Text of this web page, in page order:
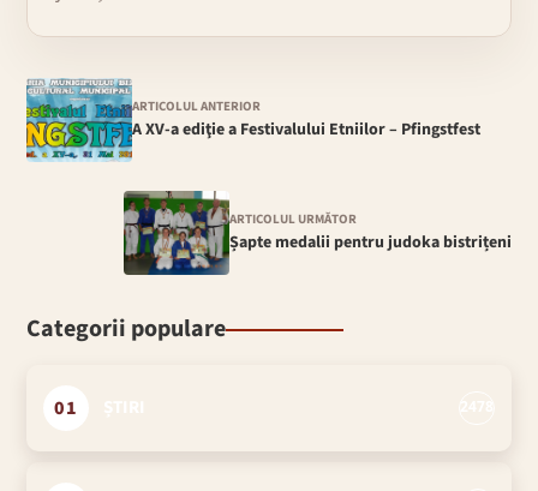
ARTICOLUL ANTERIOR
A XV-a ediţie a Festivalului Etniilor – Pfingstfest
ARTICOLUL URMĂTOR
Șapte medalii pentru judoka bistrițeni
Categorii populare
01